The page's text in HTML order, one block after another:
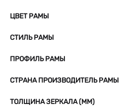
ЦВЕТ РАМЫ
СТИЛЬ РАМЫ
ПРОФИЛЬ РАМЫ
СТРАНА ПРОИЗВОДИТЕЛЬ РАМЫ
ТОЛЩИНА ЗЕРКАЛА (ММ)